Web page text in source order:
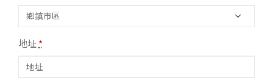
地址*